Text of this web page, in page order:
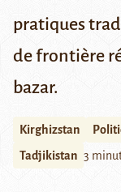
pratiques
de frontière
bazar.
Kirghizstan
Tadjikistan 3